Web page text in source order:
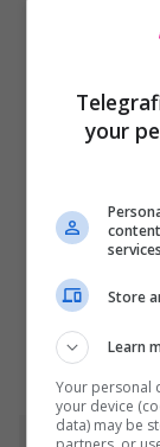
your
Store
Learn
Your personal
your device
data) may be